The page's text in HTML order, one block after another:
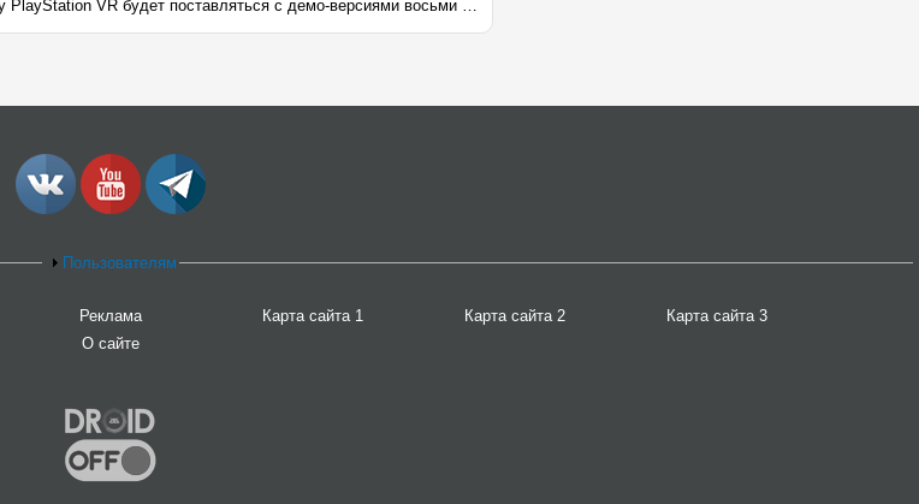
Пользователям
Реклама Карта сайта 1 Карта сайта 2
Карта сайта 3
О сайте